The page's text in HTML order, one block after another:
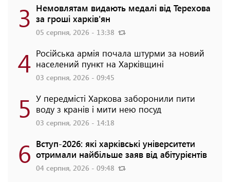
3 Немовлятам видають медалі від Терехова
за гроші харків'ян
05 серпня, 2026 - 13:38
4 Російська армія почала штурми за новий
населений пункт на Харківщині
03 серпня, 2026 - 09:45
5 У передмісті Харкова заборонили пити
воду з кранів і мити нею посуд
03 серпня, 2026 - 14:18
6 Вступ-2026: які харківські університети
отримали найбільше заяв від абітурієнтів
04 серпня, 2026 - 09:48